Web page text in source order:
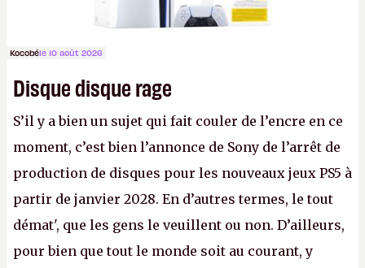
Kocobéle 10 août 2026
Disque disque rage
S’il y a bien un sujet qui fait couler de l’encre en ce
moment, c’est bien l’annonce de Sony de l’arrêt de
production de disques pour les nouveaux jeux PS5 à
partir de janvier 2028. En d’autres termes, le tout
démat', que les gens le veuillent ou non. D’ailleurs,
pour bien que tout le monde soit au courant, y